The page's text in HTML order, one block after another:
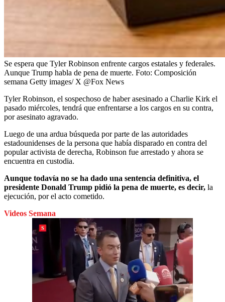
Se espera que Tyler Robinson enfrente cargos estatales y federales.
Aunque Trump habla de pena de muerte. Foto: Composición
semana Getty images/ X @Fox News
Tyler Robinson, el sospechoso de haber asesinado a Charlie Kirk el
pasado miércoles, tendrá que enfrentarse a los cargos en su contra,
por asesinato agravado.
Luego de una ardua búsqueda por parte de las autoridades
estadounidenses de la persona que había disparado en contra del
popular activista de derecha, Robinson fue arrestado y ahora se
encuentra en custodia.
Aunque todavía no se ha dado una sentencia definitiva, el
presidente Donald Trump pidió la pena de muerte, es decir, la
ejecución, por el acto cometido.
Videos Semana